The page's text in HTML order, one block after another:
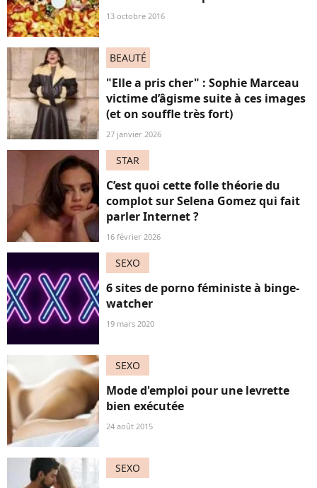
13 octobre 2016
BEAUTÉ
"Elle a pris cher" : Sophie Marceau
victime d’âgisme suite à ces images
(et on souffle très fort)
27 janvier 2026
STAR
C’est quoi cette folle théorie du
complot sur Selena Gomez qui fait
parler Internet ?
16 février 2026
SEXO
6 sites de porno féministe à binge-
watcher
19 mars 2020
SEXO
Mode d'emploi pour une levrette
bien exécutée
24 août 2015
SEXO